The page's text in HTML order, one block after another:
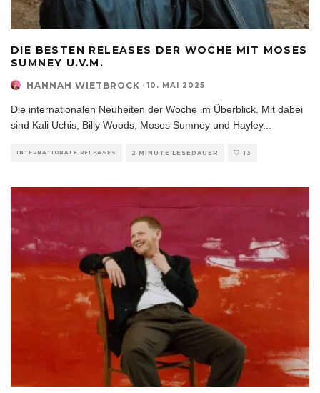
DIE BESTEN RELEASES DER WOCHE MIT MOSES
SUMNEY U.V.M.
HANNAH WIETBROCK · 10. MAI 2025
Die internationalen Neuheiten der Woche im Überblick. Mit dabei
sind Kali Uchis, Billy Woods, Moses Sumney und Hayley...
INTERNATIONALE RELEASES 2 MINUTE LESEDAUER 13